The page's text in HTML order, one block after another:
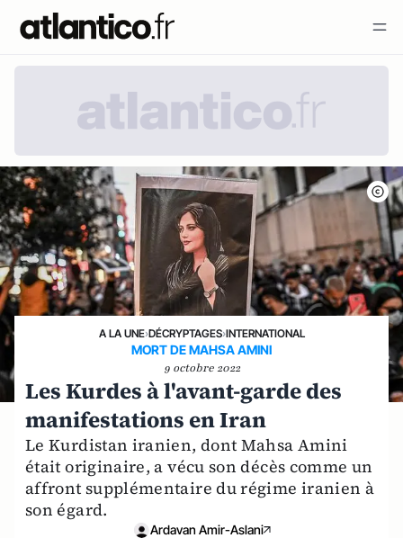
A LA UNE›DÉCRYPTAGES›INTERNATIONAL
MORT DE MAHSA AMINI
9 octobre 2022
Les Kurdes à l'avant-garde des
manifestations en Iran
Le Kurdistan iranien, dont Mahsa Amini
était originaire, a vécu son décès comme un
affront supplémentaire du régime iranien à
son égard.
Ardavan Amir-Aslani